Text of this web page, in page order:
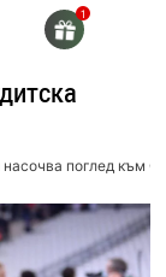
насочва поглед към